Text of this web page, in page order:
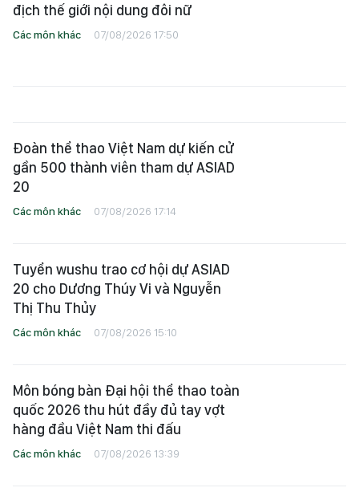
địch thế giới nội dung đôi nữ
Các môn khác 07/08/2026 17:50
Đoàn thể thao Việt Nam dự kiến cử
gần 500 thành viên tham dự ASIAD
20
Các môn khác 07/08/2026 17:14
Tuyển wushu trao cơ hội dự ASIAD
20 cho Dương Thúy Vi và Nguyễn
Thị Thu Thủy
Các môn khác 07/08/2026 15:10
Môn bóng bàn Đại hội thể thao toàn
quốc 2026 thu hút đầy đủ tay vợt
hàng đầu Việt Nam thi đấu
Các môn khác 07/08/2026 13:39